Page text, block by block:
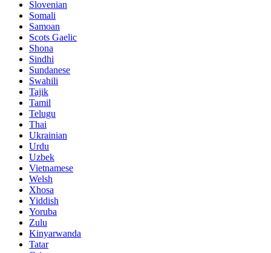
Slovenian
Somali
Samoan
Scots Gaelic
Shona
Sindhi
Sundanese
Swahili
Tajik
Tamil
Telugu
Thai
Ukrainian
Urdu
Uzbek
Vietnamese
Welsh
Xhosa
Yiddish
Yoruba
Zulu
Kinyarwanda
Tatar